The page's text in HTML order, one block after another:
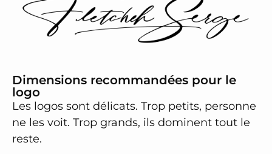
Dimensions recommandées pour le
logo
Les logos sont délicats. Trop petits, personne
ne les voit. Trop grands, ils dominent tout le
reste.